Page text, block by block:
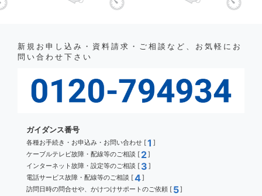
新規お申し込み・資料請求・ご相談など、お気軽にお
問い合わせ下さい
ガイダンス番号
各種お手続き・お申込み・お問い合わせ [1 ]
ケーブルテレビ故障・配線等のご相談 [ 2]
インターネット故障・設定等のご相談 [ 3 ]
電話サービス故障・配線等のご相談 [4]
訪問日時の問合せや、かけつけサポートのご依頼 [ 5]